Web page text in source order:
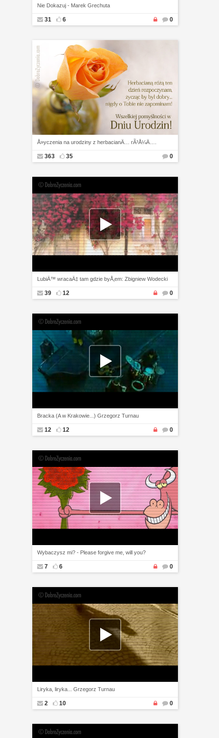
Nie Dokazuj - Marek Grechuta
31 6 0
Å»yczenia na urodziny z herbacianÄ… rÃ³Å¼Ä….
363 35 0
LubiÄ™ wracaÄ‡ tam gdzie byÅ‚em: Zbigniew Wodecki
39 12 0
Bracka (A w Krakowie...) Grzegorz Turnau
12 12 0
Wybaczysz mi? - Please forgive me, will you?
7 6 0
Liryka, liryka... Grzegorz Turnau
2 10 0